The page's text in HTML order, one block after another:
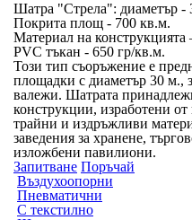
Шатра "Стрела": диаметър -
Покрита площ - 700 кв.м.
Материал на конструкцията
PVC тъкан - 650 гр/кв.м.
Този тип съоръжение е
площадки с диаметър 30 м.,
валежи. Шатрата
конструкции, изработени
трайни и издръжливи
заведения за хранене,
изложбени павилиони.
Запитване Поръчай
Въздухоопорни
Пневматични
С текстилно